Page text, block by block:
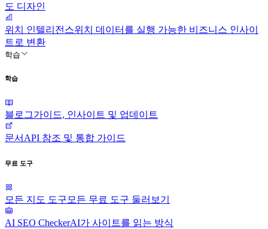
도 디자인
위치 인텔리전스위치 데이터를 실행 가능한 비즈니스 인사이
트로 변환
학습
학습
블로그가이드, 인사이트 및 업데이트
문서API 참조 및 통합 가이드
무료 도구
모든 지도 도구 모든 무료 도구 둘러보기
AI SEO CheckerAI가 사이트를 읽는 방식